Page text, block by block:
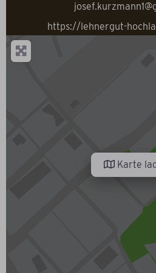
https://lehnergut-
Karte